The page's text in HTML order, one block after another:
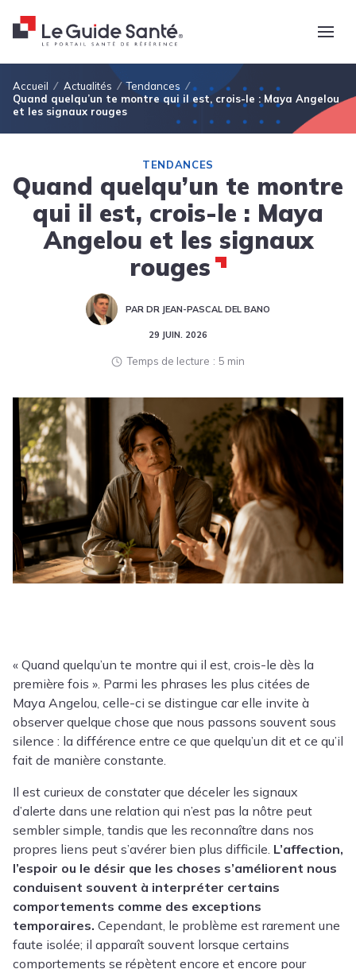
Fil d'Ariane
Accueil Actualités
Tendances
Quand quelqu’un te montre qui il est, crois-le : Maya Angelou
et les signaux rouges
TENDANCES
Quand quelqu’un te montre
qui il est, crois-le : Maya
Angelou et les signaux
rouges
PAR DR JEAN-PASCAL DEL BANO
29 JUIN. 2026
Temps de lecture 5 min
« Quand quelqu’un te montre qui il est, crois-le dès la
première fois ». Parmi les phrases les plus citées de
Maya Angelou, celle-ci se distingue car elle invite à
observer quelque chose que nous passons souvent sous
silence : la différence entre ce que quelqu’un dit et ce qu’il
fait de manière constante.
Il est curieux de constater que déceler les signaux
d’alerte dans une relation qui n’est pas la nôtre peut
sembler simple, tandis que les reconnaître dans nos
propres liens peut s’avérer bien plus difficile. L’affection,
l’espoir ou le désir que les choses s’améliorent nous
conduisent souvent à interpréter certains
comportements comme des exceptions
temporaires. Cependant, le problème est rarement une
faute isolée; il apparaît souvent lorsque certains
comportements se répètent encore et encore pour